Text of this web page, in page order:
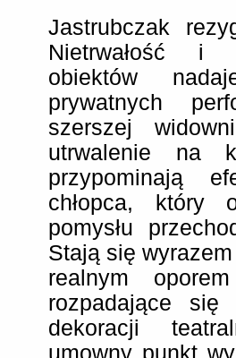
Jastrubczak
Nietrwałość i
obiektów
prywatnych
szerszej
utrwalenie na
przypominają
chłopca, który
pomysłu
Stają się
realnym
rozpadające
dekoracji
umowny punkt